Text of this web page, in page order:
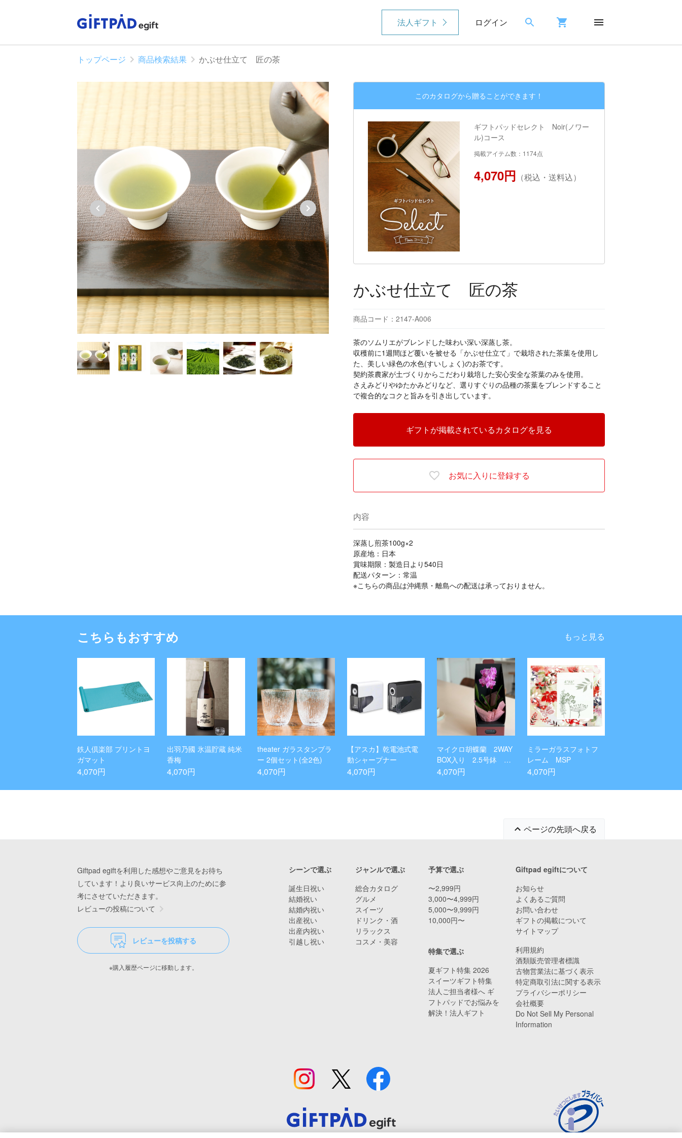
法人ギフト ログイン
トップページ 商品検索結果 かぶせ仕立て 匠の茶
このカタログから贈ることができます！
ギフトパッドセレクト Noir(ノワー
ル)コース
掲載アイテム数：1174点
4,070円 （税込・送料込）
かぶせ仕立て 匠の茶
商品コード：2147-A006
茶のソムリエがブレンドした味わい深い深蒸し茶。
収穫前に1週間ほど覆いを被せる「かぶせ仕立て」で栽培された茶葉を使用し
た、美しい緑色の水色(すいしょく)のお茶です。
契約茶農家が土づくりからこだわり栽培した安心安全な茶葉のみを使用。
さえみどりやゆたかみどりなど、選りすぐりの品種の茶葉をブレンドすること
で複合的なコクと旨みを引き出しています。
ギフトが掲載されているカタログを見る
お気に入りに登録する
内容
深蒸し煎茶100g×2
原産地：日本
賞味期限：製造日より540日
配送パターン：常温
※こちらの商品は沖縄県・離島への配送は承っておりません。
こちらもおすすめ もっと見る
鉄人倶楽部 プリントヨ
ガマット
4,070円
出羽乃國 氷温貯蔵 純米
香梅
4,070円
theater ガラスタンブラ
ー 2個セット(全2色)
4,070円
【アスカ】乾電池式電
動シャープナー
4,070円
マイクロ胡蝶蘭 2WAY
BOX入り 2.5号鉢 1
本立ち
4,070円
ミラーガラスフォトフ
レーム MSP
4,070円
ページの先頭へ戻る
Giftpad egiftを利用した感想やご意見をお待ち
しています！より良いサービス向上のために参
考にさせていただきます。
レビューの投稿について
レビューを投稿する
※購入履歴ページに移動します。
シーンで選ぶ
誕生日祝い
結婚祝い
結婚内祝い
出産祝い
出産内祝い
引越し祝い
予算で選ぶ
〜2,999円
3,000〜4,999円
5,000〜9,999円
10,000円〜
ジャンルで選ぶ
総合カタログ
グルメ
スイーツ
ドリンク・酒
リラックス
コスメ・美容
特集で選ぶ
夏ギフト特集 2026
スイーツギフト特集
法人ご担当者様へ ギ
フトパッドでお悩みを
解決！法人ギフト
Giftpad egiftについて
お知らせ
よくあるご質問
お問い合わせ
ギフトの掲載について
サイトマップ
利用規約
酒類販売管理者標識
古物営業法に基づく表示
特定商取引法に関する表示
プライバシーポリシー
会社概要
Do Not Sell My Personal
Information